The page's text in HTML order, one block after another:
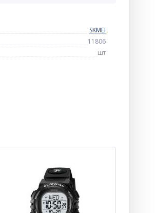
SKMEI
11806
шт